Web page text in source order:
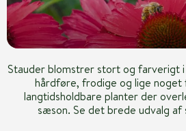
Stauder blomstrer stort og farverigt
hårdføre, frodige og lige noget
langtidsholdbare planter der
sæson. Se det brede udvalg af